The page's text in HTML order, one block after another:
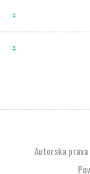
Autorska